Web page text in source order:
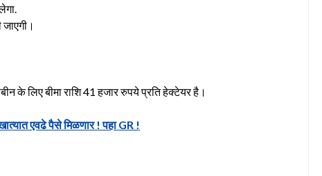
के लिए बीमा राशि 41 हजार रुपये प्रति हेक्टेयर है।
एवढे पैसे मिळणार ! पहा GR !